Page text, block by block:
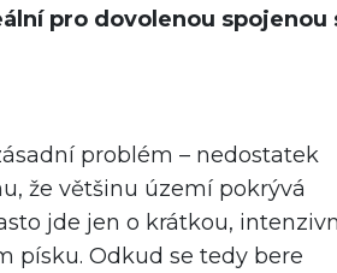
pro dovolenou spojenou
problém – nedostatek
že většinu území pokrývá
jde jen o krátkou,
písku. Odkud se tedy bere